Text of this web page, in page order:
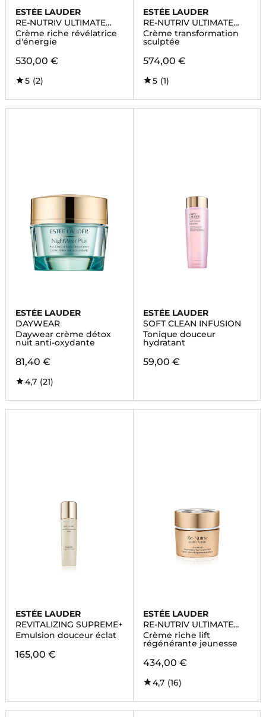
ESTÉE LAUDER
RE-NUTRIV ULTIMATE
DIAMOND
Crème riche révélatrice
d'énergie
530,00 €
5 (2)
ESTÉE LAUDER
RE-NUTRIV ULTIMATE
DIAMOND
Crème transformation
sculptée
574,00 €
5 (1)
ESTÉE LAUDER
DAYWEAR
Daywear crème détox
nuit anti-oxydante
81,40 €
4,7 (21)
ESTÉE LAUDER
SOFT CLEAN INFUSION
Tonique douceur
hydratant
59,00 €
ESTÉE LAUDER
REVITALIZING SUPREME+
Emulsion douceur éclat
165,00 €
ESTÉE LAUDER
RE-NUTRIV ULTIMATE
LIFT REGENERATING
YOUTH
Crème riche lift
régénérante jeunesse
434,00 €
4,7 (16)